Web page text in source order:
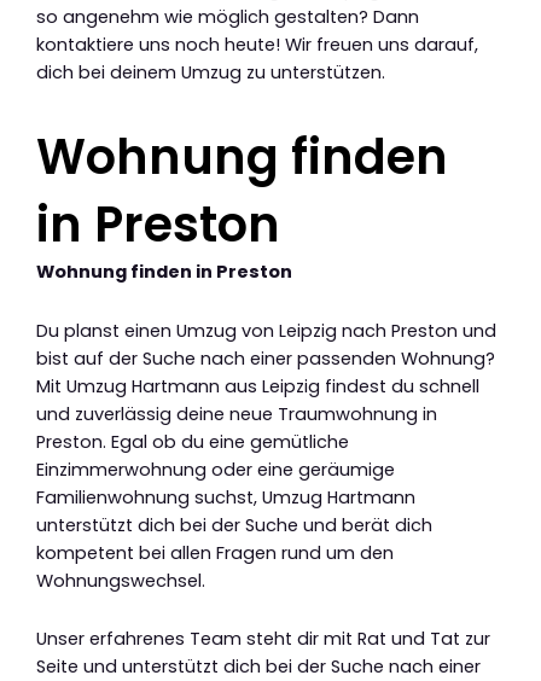
so angenehm wie möglich gestalten? Dann
kontaktiere uns noch heute! Wir freuen uns darauf,
dich bei deinem Umzug zu unterstützen.
Wohnung finden
in Preston
Wohnung finden in Preston
Du planst einen Umzug von Leipzig nach Preston und
bist auf der Suche nach einer passenden Wohnung?
Mit Umzug Hartmann aus Leipzig findest du schnell
und zuverlässig deine neue Traumwohnung in
Preston. Egal ob du eine gemütliche
Einzimmerwohnung oder eine geräumige
Familienwohnung suchst, Umzug Hartmann
unterstützt dich bei der Suche und berät dich
kompetent bei allen Fragen rund um den
Wohnungswechsel.
Unser erfahrenes Team steht dir mit Rat und Tat zur
Seite und unterstützt dich bei der Suche nach einer